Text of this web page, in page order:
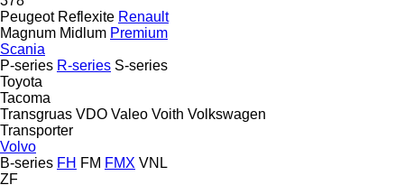
Peugeot Reflexite Renault
Magnum Midlum Premium
Scania
P-series R-series S-series
Toyota
Tacoma
Transgruas VDO Valeo Voith Volkswagen
Transporter
Volvo
B-series FH FM FMX VNL
ZF